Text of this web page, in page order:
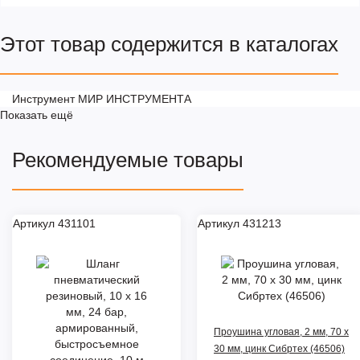
Этот товар содержится в каталогах
Инструмент МИР ИНСТРУМЕНТА
Показать ещё
Рекомендуемые товары
Артикул 431101 Артикул 431213
Проушина угловая, 2 мм, 70 х
30 мм, цинк Сибртех (46506)